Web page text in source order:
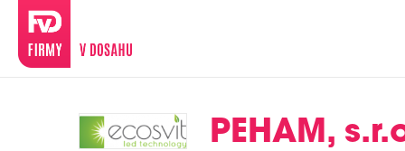
PEHAM,